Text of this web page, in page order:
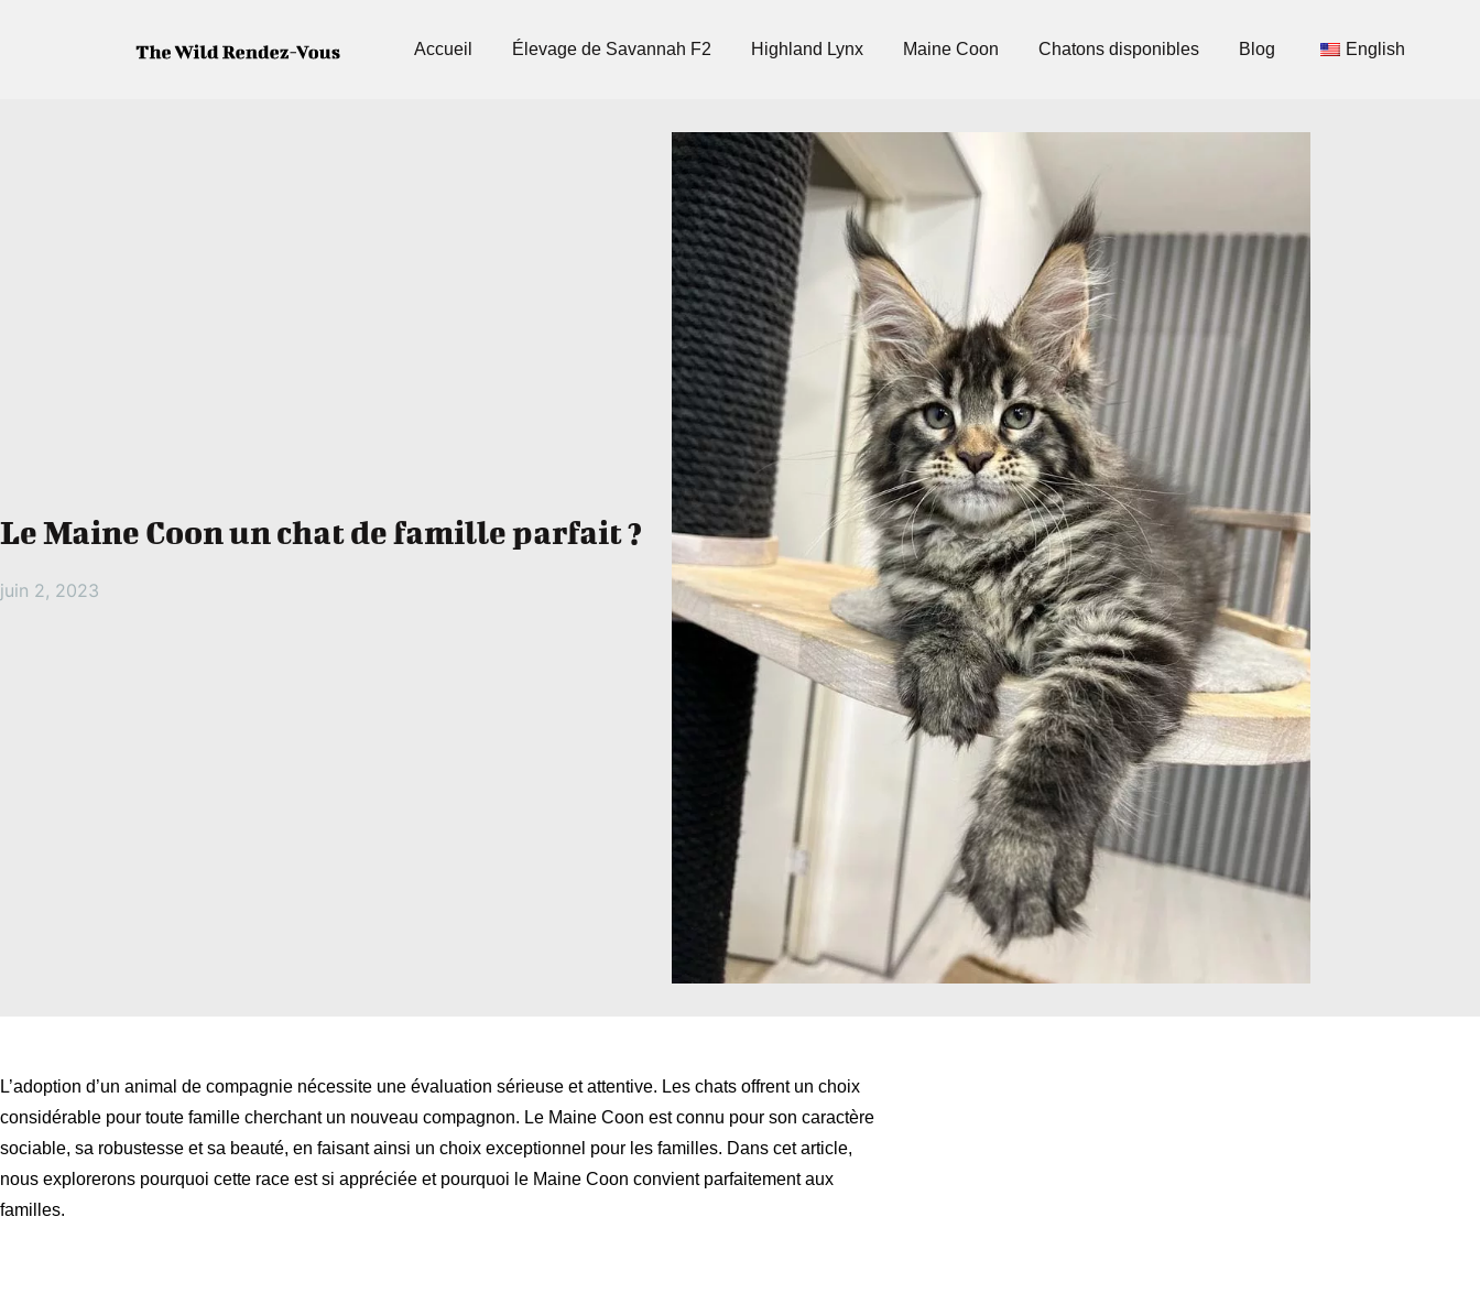
Accueil Élevage de Savannah F2 Highland Lynx Maine Coon Chatons disponibles Blog English
Le Maine Coon un chat de famille parfait ?
juin 2, 2023
L’adoption d’un animal de compagnie nécessite une évaluation sérieuse et attentive. Les chats offrent un choix
considérable pour toute famille cherchant un nouveau compagnon. Le Maine Coon est connu pour son caractère
sociable, sa robustesse et sa beauté, en faisant ainsi un choix exceptionnel pour les familles. Dans cet article,
nous explorerons pourquoi cette race est si appréciée et pourquoi le Maine Coon convient parfaitement aux
familles.